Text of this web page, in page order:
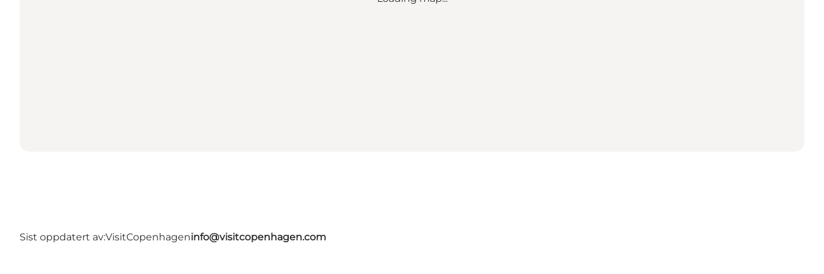
Sist oppdatert av:VisitCopenhageninfo@visitcopenhagen.com